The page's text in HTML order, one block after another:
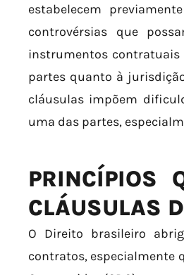
estabelecem
controvérsias que
instrumentos contratuais
partes quanto à
cláusulas impõem
uma das partes,
PRINCÍPIOS
CLÁUSULAS
O Direito brasileiro
contratos, especialmente